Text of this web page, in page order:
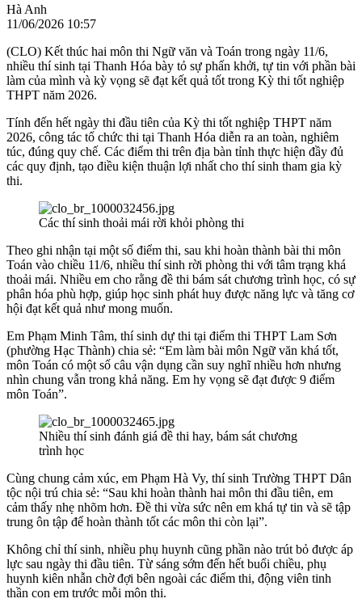
Hà Anh
11/06/2026 10:57
(CLO) Kết thúc hai môn thi Ngữ văn và Toán trong ngày 11/6,
nhiều thí sinh tại Thanh Hóa bày tỏ sự phấn khởi, tự tin với phần bài
làm của mình và kỳ vọng sẽ đạt kết quả tốt trong Kỳ thi tốt nghiệp
THPT năm 2026.
Tính đến hết ngày thi đầu tiên của Kỳ thi tốt nghiệp THPT năm
2026, công tác tổ chức thi tại Thanh Hóa diễn ra an toàn, nghiêm
túc, đúng quy chế. Các điểm thi trên địa bàn tỉnh thực hiện đầy đủ
các quy định, tạo điều kiện thuận lợi nhất cho thí sinh tham gia kỳ
thi.
Các thí sinh thoải mái rời khỏi phòng thi
Theo ghi nhận tại một số điểm thi, sau khi hoàn thành bài thi môn
Toán vào chiều 11/6, nhiều thí sinh rời phòng thi với tâm trạng khá
thoải mái. Nhiều em cho rằng đề thi bám sát chương trình học, có sự
phân hóa phù hợp, giúp học sinh phát huy được năng lực và tăng cơ
hội đạt kết quả như mong muốn.
Em Phạm Minh Tâm, thí sinh dự thi tại điểm thi THPT Lam Sơn
(phường Hạc Thành) chia sẻ: “Em làm bài môn Ngữ văn khá tốt,
môn Toán có một số câu vận dụng cần suy nghĩ nhiều hơn nhưng
nhìn chung vẫn trong khả năng. Em hy vọng sẽ đạt được 9 điểm
môn Toán”.
Nhiều thí sinh đánh giá đề thi hay, bám sát chương
trình học
Cùng chung cảm xúc, em Phạm Hà Vy, thí sinh Trường THPT Dân
tộc nội trú chia sẻ: “Sau khi hoàn thành hai môn thi đầu tiên, em
cảm thấy nhẹ nhõm hơn. Đề thi vừa sức nên em khá tự tin và sẽ tập
trung ôn tập để hoàn thành tốt các môn thi còn lại”.
Không chỉ thí sinh, nhiều phụ huynh cũng phần nào trút bỏ được áp
lực sau ngày thi đầu tiên. Từ sáng sớm đến hết buổi chiều, phụ
huynh kiên nhẫn chờ đợi bên ngoài các điểm thi, động viên tinh
thần con em trước mỗi môn thi.